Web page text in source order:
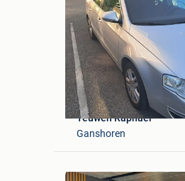
Teuwen Raphaël
Ganshoren